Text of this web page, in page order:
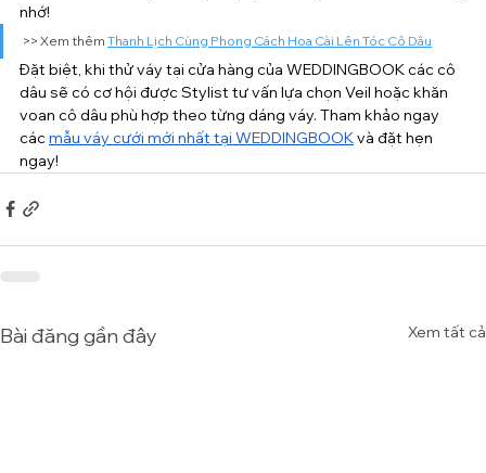
nhớ!
>> Xem thêm Thanh Lịch Cùng Phong Cách Hoa Cài Lên Tóc Cô Dâu
Đặt biệt, khi thử váy tại cửa hàng của WEDDINGBOOK các cô
dâu sẽ có cơ hội được Stylist tư vấn lựa chọn Veil hoặc khăn
voan cô dâu phù hợp theo từng dáng váy. Tham khảo ngay
các mẫu váy cưới mới nhất tại WEDDINGBOOK và đặt hẹn
ngay!
Bài đăng gần đây Xem tất cả